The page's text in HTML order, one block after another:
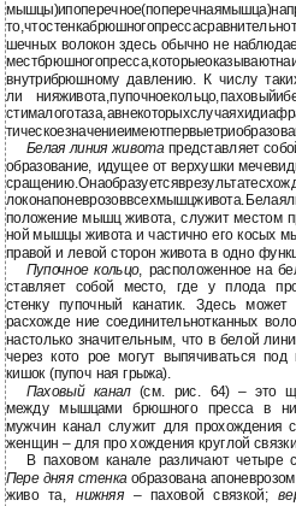
шечных волокон здесь обычно не
внутрибрюшному давлению. К числу
ли
Белая линия живота представляет
образование, идущее от верхушки
положение мышц живота, служит местом
ной мышцы живота и частично его косых
правой и левой сторон живота в одно
Пупочное кольцо, расположенное на
ставляет собой место, где у плода
стенку пупочный канатик. Здесь может
расхожде ние соединительнотканных
настолько значительным, что в белой
через кото рое могут выпячиваться
кишок (пупоч ная грыжа).
Паховый канал (см. рис. 64) – это
между мышцами брюшного пресса в
мужчин канал служит для прохождения
женщин – для про хождения круглой
В паховом канале различают четыре
Пере дняя стенкаобразована
живо та,нижняя – паховой связкой;